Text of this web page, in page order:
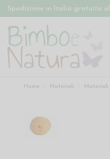
Spedizione in Italia gratuita
Home Materiali